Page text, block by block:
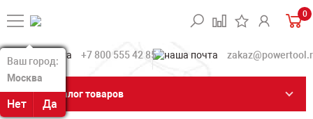
Ваш город:
Москва
Нет Да
Ваш город:
Москва
Нет Да
0
+7 800 555 42 85
Каталог товаров